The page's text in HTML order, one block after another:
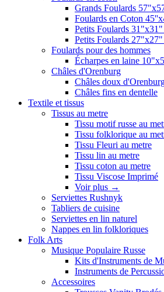
Grands Foulards
Foulards en Coton
Petits Foulards
Petits Foulards
Foulards pour des hommes
Écharpes en laine
Châles d'Orenburg
Châles doux
Châles fins en dentelle
Textile et tissus
Tissus au metre
Tissu motif russe au
Tissu folklorique au
Tissu Fleuri au metre
Tissu lin au metre
Tissu coton au metre
Tissu Viscose Imprimé
Voir plus →
Serviettes Rushnyk
Tabliers de cuisine
Serviettes en lin naturel
Nappes en lin folkloriques
Folk Arts
Musique Populaire Russe
Kits d'Instruments de
Instruments de
Accessoires